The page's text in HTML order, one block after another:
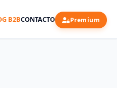
B2BCONTACTO Premium